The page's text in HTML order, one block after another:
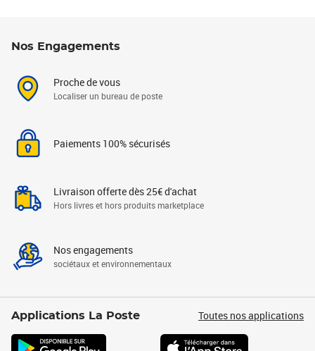
Nos Engagements
Proche de vous
Localiser un bureau de poste
Paiements 100% sécurisés
Livraison offerte dès 25€ d'achat
Hors livres et hors produits marketplace
Nos engagements
sociétaux et environnementaux
Applications La Poste Toutes nos applications